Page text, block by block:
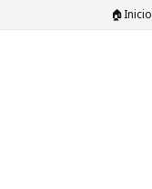
🏠Inicio